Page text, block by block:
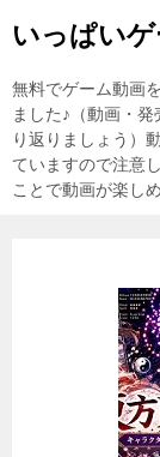
いっぱい
無料でゲーム動画
ました♪（動画・
り返りましょう）
ていますので注意
ことで動画が楽し